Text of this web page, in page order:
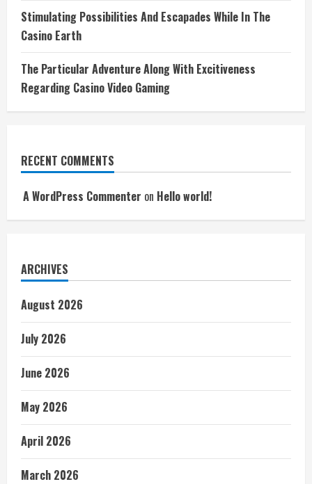
Stimulating Possibilities And Escapades While In The
Casino Earth
The Particular Adventure Along With Excitiveness
Regarding Casino Video Gaming
RECENT COMMENTS
A WordPress Commenter on Hello world!
ARCHIVES
August 2026
July 2026
June 2026
May 2026
April 2026
March 2026